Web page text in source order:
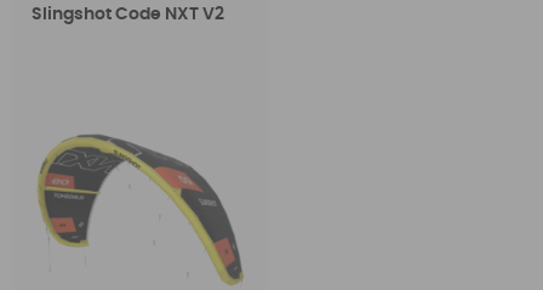
Slingshot Code NXT V2